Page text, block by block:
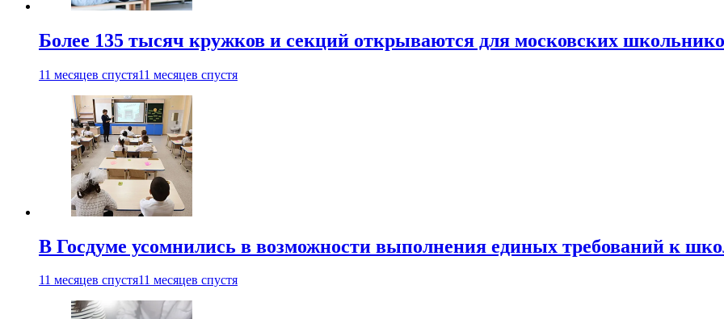
Более 135 тысяч кружков и секций открываются для московских
11 месяцев спустя11 месяцев спустя
В Госдуме усомнились в возможности выполнения единых требований к
11 месяцев спустя11 месяцев спустя